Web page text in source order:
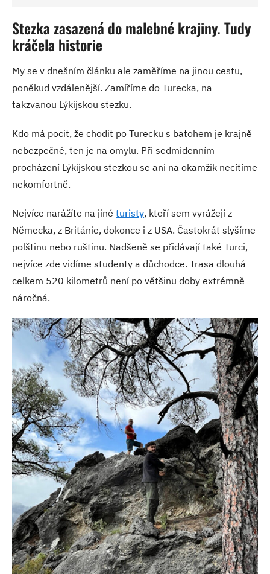
Stezka zasazená do malebné krajiny. Tudy
kráčela historie
My se v dnešním článku ale zaměříme na jinou cestu,
poněkud vzdálenější. Zamíříme do Turecka, na
takzvanou Lýkijskou stezku.
Kdo má pocit, že chodit po Turecku s batohem je krajně
nebezpečné, ten je na omylu. Při sedmidenním
procházení Lýkijskou stezkou se ani na okamžik necítíme
nekomfortně.
Nejvíce narážíte na jiné turisty, kteří sem vyrážejí z
Německa, z Británie, dokonce i z USA. Častokrát slyšíme
polštinu nebo ruštinu. Nadšeně se přidávají také Turci,
nejvíce zde vidíme studenty a důchodce. Trasa dlouhá
celkem 520 kilometrů není po většinu doby extrémně
náročná.